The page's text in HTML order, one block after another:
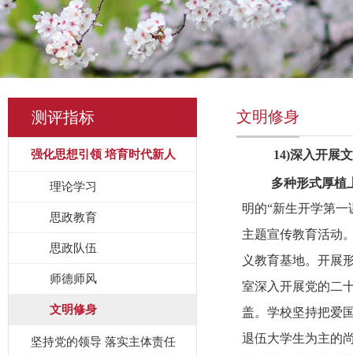
测评指标
强化思想引领 培育时代新人
理论学习
思政教育
思政队伍
师德师风
文明修身
坚持党的领导 落实主体责任
文明修身
14)深入开展
多种形式厚植
明的“新生开学第
主题宣传教育活动
义教育基地。开展
室深入开展党的二
盖。学校坚持把爱
退伍大学生为主的